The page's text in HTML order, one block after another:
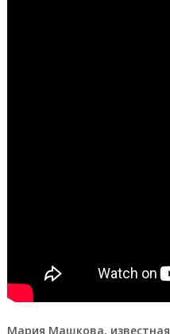
Мария Машкова,